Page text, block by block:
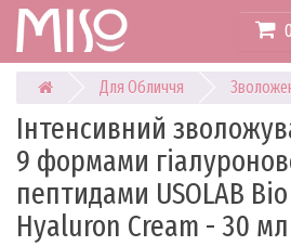
0
Для Обличчя
Інтенсивний
9 формами
пептидами USOLAB
Hyaluron Cream - 30